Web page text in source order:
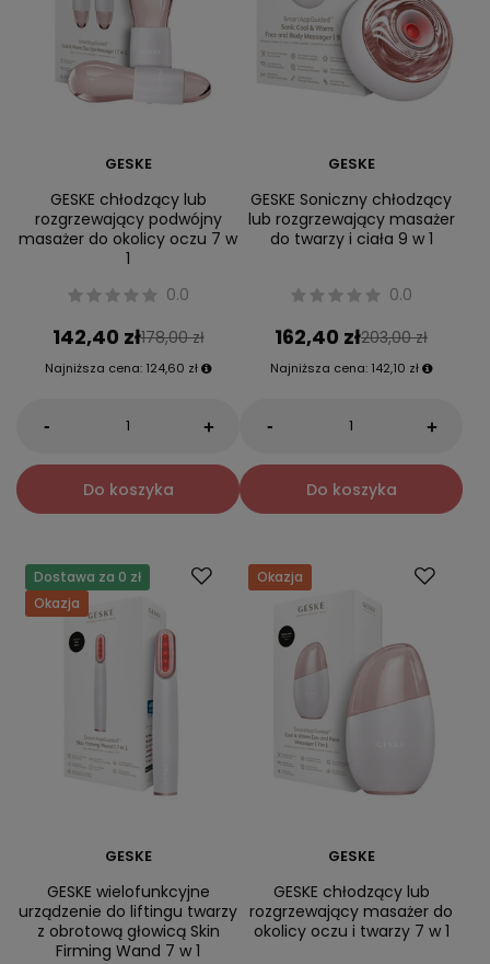
GESKE
GESKE chłodzący lub
rozgrzewający podwójny
masażer do okolicy oczu 7 w
1
0.0
142,40 zł178,00 zł
Najniższa cena: 124,60 zł
- +
Do koszyka
GESKE
GESKE Soniczny chłodzący
lub rozgrzewający masażer
do twarzy i ciała 9 w 1
0.0
162,40 zł203,00 zł
Najniższa cena: 142,10 zł
- +
Do koszyka
Dostawa za 0 zł
Okazja
GESKE
GESKE wielofunkcyjne
urządzenie do liftingu twarzy
z obrotową głowicą Skin
Firming Wand 7 w 1
Okazja
GESKE
GESKE chłodzący lub
rozgrzewający masażer do
okolicy oczu i twarzy 7 w 1